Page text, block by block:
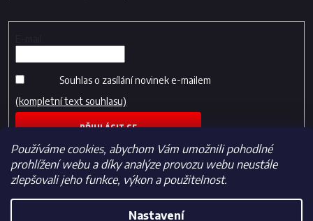
Používáme cookies, abychom Vám umožnili pohodlné
prohlížení webu a díky analýze provozu webu neustále
zlepšovali jeho funkce, výkon a použitelnost.
Nastavení
Souhlas o zasílání novinek e-mailem
(kompletní text souhlasu)
PŘIHLÁSIT SE